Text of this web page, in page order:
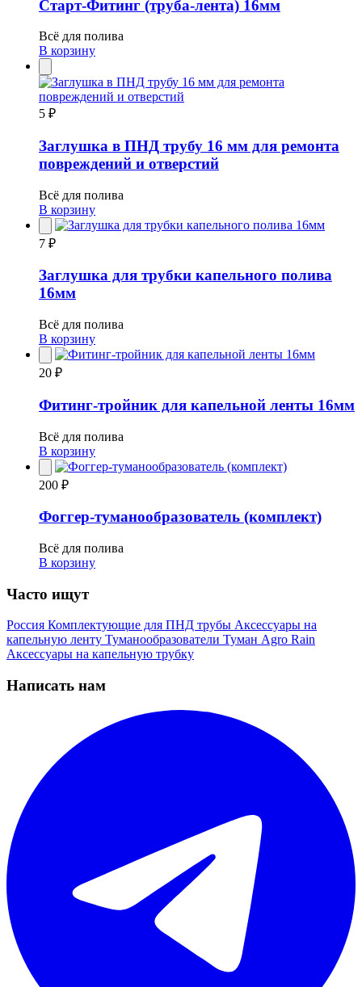
Старт-Фитинг (труба-лента) 16мм
Всё для полива
В корзину
5 ₽
Заглушка в ПНД трубу 16 мм для ремонта
повреждений и отверстий
Всё для полива
В корзину
7 ₽
Заглушка для трубки капельного полива
16мм
Всё для полива
В корзину
20 ₽
Фитинг-тройник для капельной ленты 16мм
Всё для полива
В корзину
200 ₽
Фоггер-туманообразователь (комплект)
Всё для полива
В корзину
Часто ищут
Россия Комплектующие для ПНД трубы Аксессуары на
капельную ленту Туманообразователи Туман Agro Rain
Аксессуары на капельную трубку
Написать нам